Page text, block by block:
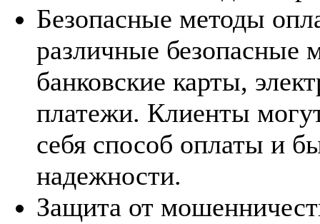
Безопасные методы
различные безопасные
банковские карты,
платежи. Клиенты
себя способ оплаты и
надежности.
Защита от